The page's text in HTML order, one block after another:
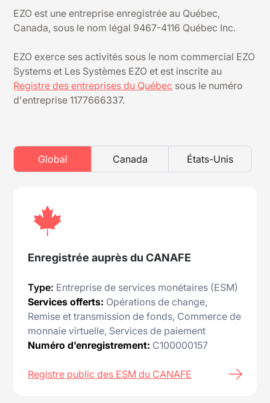
EZO est une entreprise enregistrée au Québec,
Canada, sous le nom légal 9467-4116 Québec Inc.
EZO exerce ses activités sous le nom commercial EZO
Systems et Les Systèmes EZO et est inscrite au
Registre des entreprises du Québec sous le numéro
d'entreprise 1177666337.
Global Canada États-Unis
Enregistrée auprès du CANAFE
Type: Entreprise de services monétaires (ESM)
Services offerts: Opérations de change,
Remise et transmission de fonds, Commerce de
monnaie virtuelle, Services de paiement
Numéro d’enregistrement: C100000157
Registre public des ESM du CANAFE